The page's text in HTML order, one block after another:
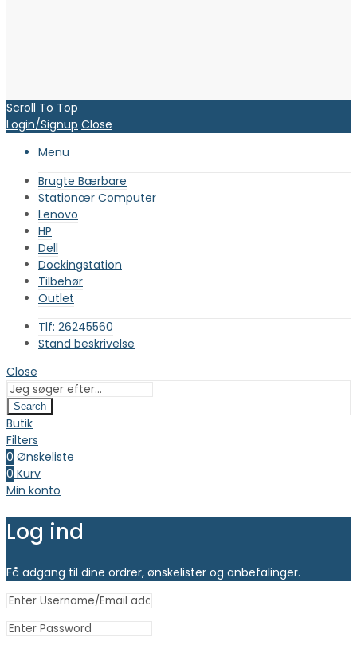
Scroll To Top
Login/Signup Close
Menu
Brugte Bærbare
Stationær Computer
Lenovo
HP
Dell
Dockingstation
Tilbehør
Outlet
Tlf: 26245560
Stand beskrivelse
Close
Search
Butik
Filters
0 Ønskeliste
0 Kurv
Min konto
Log ind
Få adgang til dine ordrer, ønskelister og anbefalinger.